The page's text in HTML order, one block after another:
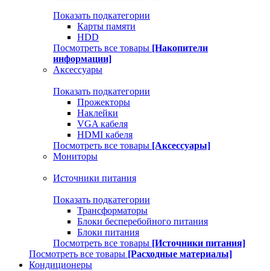
Показать подкатегории
Карты памяти
HDD
Посмотреть все товары [Накопители
информации]
Аксессуары
Показать подкатегории
Прожекторы
Наклейки
VGA кабеля
HDMI кабеля
Посмотреть все товары [Аксессуары]
Мониторы
Источники питания
Показать подкатегории
Трансформаторы
Блоки бесперебойного питания
Блоки питания
Посмотреть все товары [Источники питания]
Посмотреть все товары [Расходные материалы]
Кондиционеры